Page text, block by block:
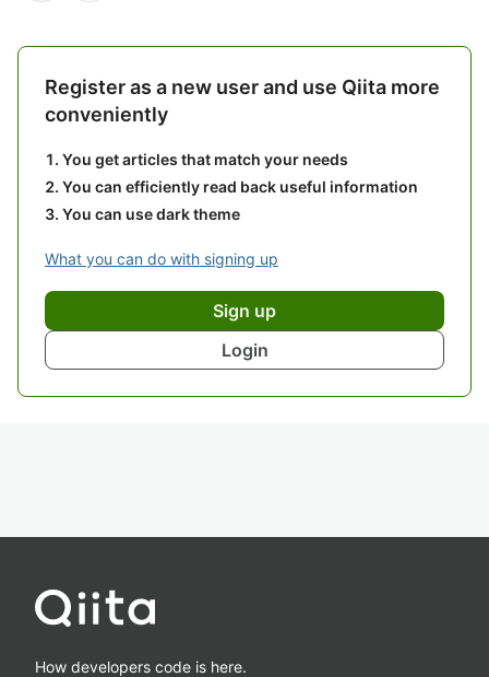
Register as a new user and use Qiita more
conveniently
You get articles that match your needs
You can efficiently read back useful information
You can use dark theme
What you can do with signing up
Sign up
Login
How developers code is here.